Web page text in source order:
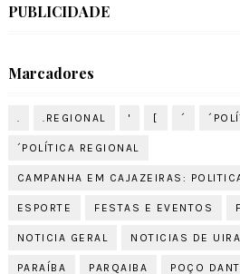
PUBLICIDADE
Marcadores
. .REGIONAL ' [ ´
´POLÍTICA REGIONAL
CAMPANHA EM CAJAZEIRAS:
ESPORTE FESTAS E EVENTOS
NOTICIA GERAL NOTICIAS DE
PARAÍBA PARQAIBA POÇO